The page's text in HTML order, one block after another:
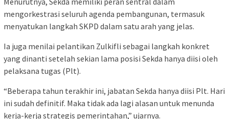
mengorkestrasi seluruh agenda pembangunan, termasuk
menyatukan langkah SKPD dalam satu arah yang jelas.
Ia juga menilai pelantikan Zulkifli sebagai langkah konkret
yang dinanti setelah sekian lama posisi Sekda hanya diisi oleh
pelaksana tugas (Plt).
“Beberapa tahun terakhir ini, jabatan Sekda hanya diisi Plt. Hari
ini sudah definitif. Maka tidak ada lagi alasan untuk menunda
kerja-kerja strategis pemerintahan,” ujarnya.